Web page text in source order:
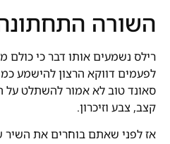
השורה
רילס נשמעים אותו דבר כי
לפעמים דווקא הרצון להישמע
סאונד טוב לא אמור להשתלט על
קצב, צבע וזיכרון.
אז לפני שאתם בוחרים את השיר